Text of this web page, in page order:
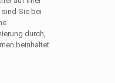
Sie bei
durch,
beinhaltet.